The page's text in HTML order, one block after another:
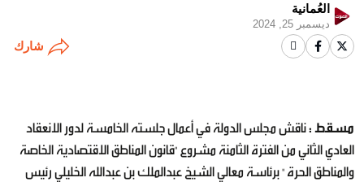
العُمانية
ديسمبر 25, 2024
شارك
مسقط :ناقش مجلس الدولة في أعمال جلسته الخامسة لدور الانعقاد
العادي الثاني من الفترة الثامنة مشروع "قانون المناطق الاقتصادية الخاصة
والمناطق الحرة " برئاسة معالي الشيخ عبدالملك بن عبدالله الخليلي رئيس